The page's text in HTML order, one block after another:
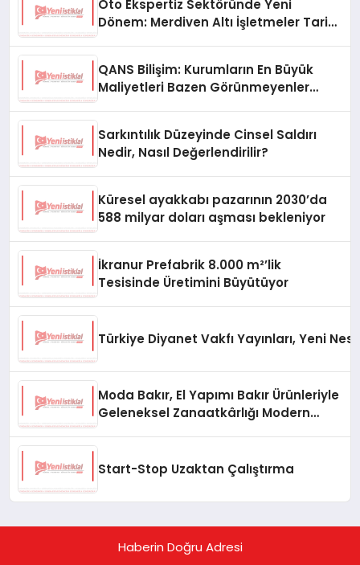
Oto Ekspertiz Sektöründe Yeni
Dönem: Merdiven Altı İşletmeler Tarih
QANS Bilişim: Kurumların En Büyük
Maliyetleri Bazen Görünmeyenler
Sarkıntılık Düzeyinde Cinsel Saldırı
Nedir, Nasıl Değerlendirilir?
Küresel ayakkabı pazarının 2030’da
588 milyar doları aşması bekleniyor
İkranur Prefabrik 8.000 m²’lik
Tesisinde Üretimini Büyütüyor
Türkiye Diyanet Vakfı Yayınları, Yeni
Moda Bakır, El Yapımı Bakır Ürünleriyle
Geleneksel Zanaatkârlığı Modern
Start-Stop Uzaktan Çalıştırma
Haberin Doğru Adresi